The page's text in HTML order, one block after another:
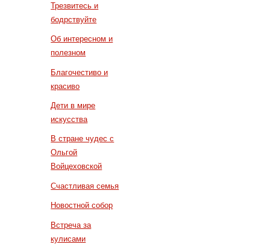
Трезвитесь и
бодрствуйте
Об интересном и
полезном
Благочестиво и
красиво
Дети в мире
искусства
В стране чудес с
Ольгой
Войцеховской
Счастливая семья
Новостной собор
Встреча за
кулисами